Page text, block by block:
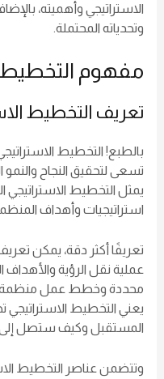
الاستراتيجي وأهميته،
وتحدياته المحتملة.
مفهوم التخطيط
تعريف التخطيط
بالطبع! التخطيط
تسعى لتحقيق النجاح والنمو
يمثل التخطيط الاستراتيجي
استراتيجيات وأهداف
تعريفًا أكثر دقة، يمكن
عملية نقل الرؤية والأهداف
محددة وخطط عمل منظمة
يعني التخطيط الاستراتيجي
المستقبل وكيف ستصل
وتتضمن عناصر التخطيط